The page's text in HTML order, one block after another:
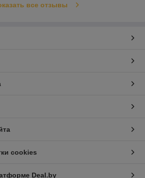
все отзывы
cookies
Deal.by